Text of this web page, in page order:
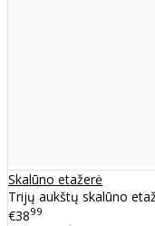
Skalūno etažerė
Trijų aukštų skalūno
€3899